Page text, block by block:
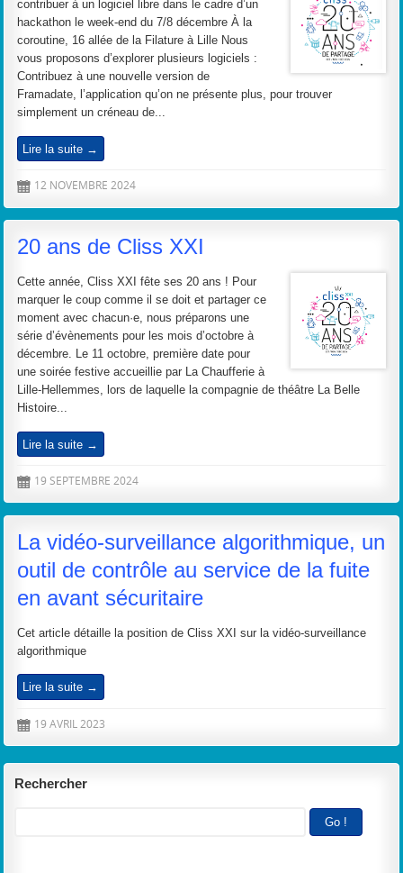
contribuer à un logiciel libre dans le cadre d’un
hackathon le week-end du 7/8 décembre À la
coroutine, 16 allée de la Filature à Lille Nous
vous proposons d’explorer plusieurs logiciels :
Contribuez à une nouvelle version de
Framadate, l’application qu’on ne présente plus, pour trouver
simplement un créneau de...
Lire la suite →
D 12 NOVEMBRE 2024
20 ans de Cliss XXI
Cette année, Cliss XXI fête ses 20 ans ! Pour
marquer le coup comme il se doit et partager ce
moment avec chacun·e, nous préparons une
série d’évènements pour les mois d’octobre à
décembre. Le 11 octobre, première date pour
une soirée festive accueillie par La Chaufferie à
Lille-Hellemmes, lors de laquelle la compagnie de théâtre La Belle
Histoire...
Lire la suite →
D 19 SEPTEMBRE 2024
La vidéo-surveillance algorithmique, un
outil de contrôle au service de la fuite
en avant sécuritaire
Cet article détaille la position de Cliss XXI sur la vidéo-surveillance
algorithmique
Lire la suite →
D 19 AVRIL 2023
Rechercher